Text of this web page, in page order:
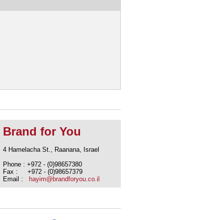
Brand for You
4 Hamelacha St., Raanana, Israel
Phone : +972 - (0)98657380
Fax : +972 - (0)98657379
Email :
hayim@brandforyou.co.il